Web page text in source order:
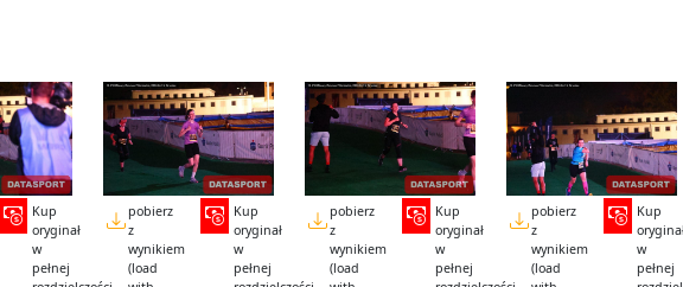
Kup
oryginał
w
pełnej
pobierz
z
wynikiem
(load
Kup
oryginał
w
pełnej
pobierz
z
wynikiem
(load
Kup
oryginał
w
pełnej
pobierz
z
wynikiem
(load
Kup
w
pełnej